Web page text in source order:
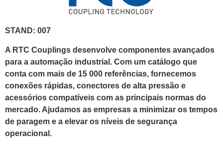
STAND: 007
A RTC Couplings desenvolve componentes avançados
para a automação industrial. Com um catálogo que
conta com mais de 15 000 referências, fornecemos
conexões rápidas, conectores de alta pressão e
acessórios compatíveis com as principais normas do
mercado. Ajudamos as empresas a minimizar os tempos
de paragem e a elevar os níveis de segurança
operacional.